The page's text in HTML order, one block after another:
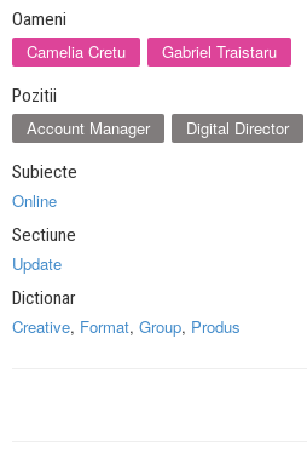
Oameni
Camelia Cretu Gabriel Traistaru
Pozitii
Account Manager Digital Director
Subiecte
Online
Sectiune
Update
Dictionar
Creative, Format, Group, Produs